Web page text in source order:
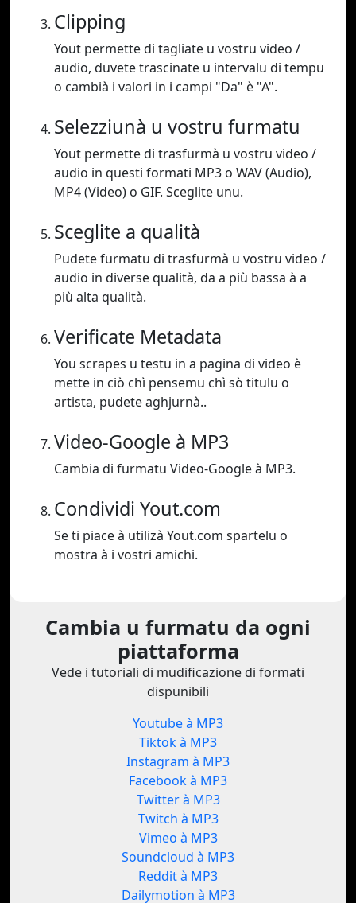
Clipping
Yout permette di tagliate u vostru video /
audio, duvete trascinate u intervalu di tempu
o cambià i valori in i campi "Da" è "A".
Selezziunà u vostru furmatu
Yout permette di trasfurmà u vostru video /
audio in questi formati MP3 o WAV (Audio),
MP4 (Video) o GIF. Sceglite unu.
Sceglite a qualità
Pudete furmatu di trasfurmà u vostru video /
audio in diverse qualità, da a più bassa à a
più alta qualità.
Verificate Metadata
You scrapes u testu in a pagina di video è
mette in ciò chì pensemu chì sò titulu o
artista, pudete aghjurnà..
Video-Google à MP3
Cambia di furmatu Video-Google à MP3.
Condividi Yout.com
Se ti piace à utilizà Yout.com spartelu o
mostra à i vostri amichi.
Cambia u furmatu da ogni
piattaforma
Vede i tutoriali di mudificazione di formati
dispunibili
Youtube à MP3
Tiktok à MP3
Instagram à MP3
Facebook à MP3
Twitter à MP3
Twitch à MP3
Vimeo à MP3
Soundcloud à MP3
Reddit à MP3
Dailymotion à MP3